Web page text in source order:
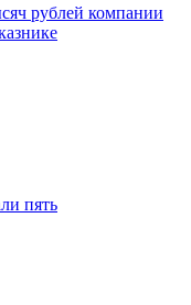
рублей компании
пять